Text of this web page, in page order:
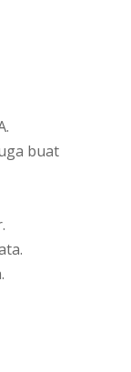
buat